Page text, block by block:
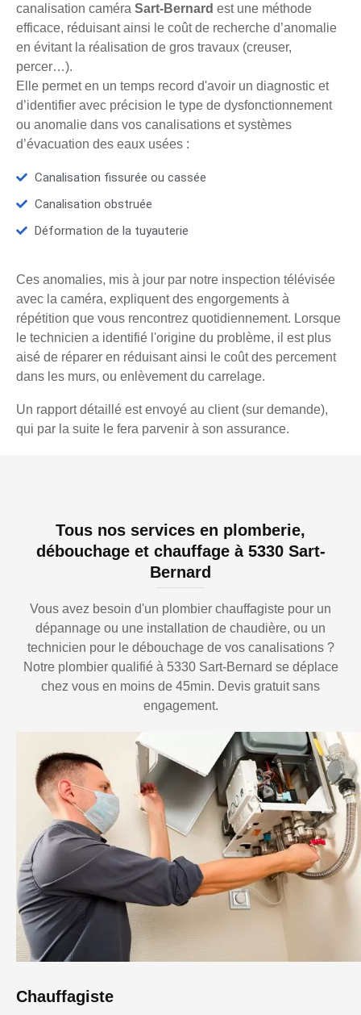
canalisation caméra Sart-Bernard est une méthode
efficace, réduisant ainsi le coût de recherche d’anomalie
en évitant la réalisation de gros travaux (creuser,
percer…).
Elle permet en un temps record d'avoir un diagnostic et
d’identifier avec précision le type de dysfonctionnement
ou anomalie dans vos canalisations et systèmes
d’évacuation des eaux usées :
Canalisation fissurée ou cassée
Canalisation obstruée
Déformation de la tuyauterie
Ces anomalies, mis à jour par notre inspection télévisée
avec la caméra, expliquent des engorgements à
répétition que vous rencontrez quotidiennement. Lorsque
le technicien a identifié l'origine du problème, il est plus
aisé de réparer en réduisant ainsi le coût des percement
dans les murs, ou enlèvement du carrelage.
Un rapport détaillé est envoyé au client (sur demande),
qui par la suite le fera parvenir à son assurance.
Tous nos services en plomberie,
débouchage et chauffage à 5330 Sart-
Bernard
Vous avez besoin d'un plombier chauffagiste pour un
dépannage ou une installation de chaudière, ou un
technicien pour le débouchage de vos canalisations ?
Notre plombier qualifié à 5330 Sart-Bernard se déplace
chez vous en moins de 45min. Devis gratuit sans
engagement.
Chauffagiste